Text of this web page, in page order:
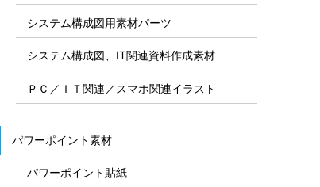
システム構成図用素材パーツ
システム構成図、IT関連資料作成素材
ＰＣ／ＩＴ関連／スマホ関連イラスト
パワーポイント素材
パワーポイント貼紙